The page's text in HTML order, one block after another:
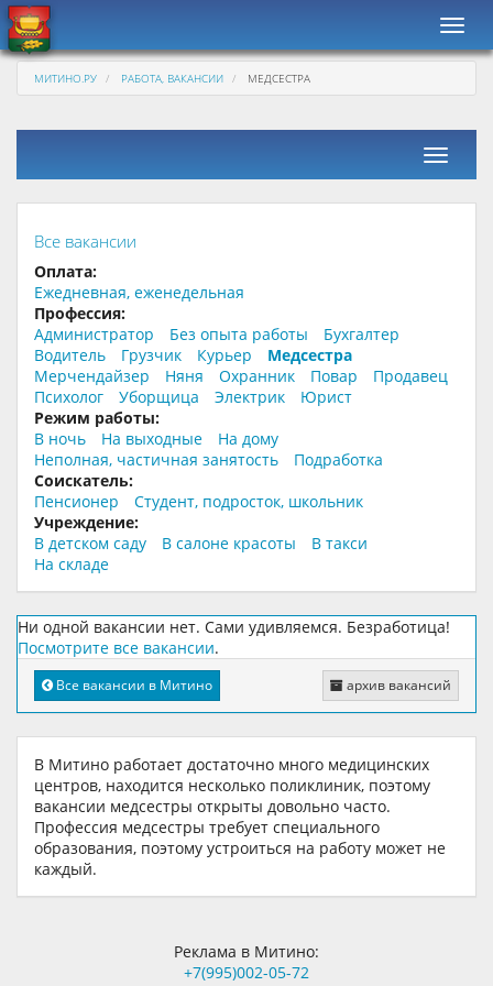
МИТИНО.РУ РАБОТА, ВАКАНСИИ МЕДСЕСТРА
Фильтр
Все вакансии
Оплата:
Ежедневная, еженедельная
Профессия:
Администратор
Без опыта работы
Бухгалтер
Водитель
Грузчик Курьер
Медсестра
Мерчендайзер
Няня Охранник Повар
Продавец
Психолог
Уборщица Электрик
Юрист
Режим работы:
В ночь
На выходные
На дому
Неполная, частичная занятость
Подработка
Соискатель:
Пенсионер
Студент, подросток, школьник
Учреждение:
В детском саду
В салоне красоты
В такси
На складе
Ни одной вакансии нет. Сами удивляемся. Безработица!
Посмотрите все вакансии.
архив вакансий
Все вакансии в Митино
В Митино работает достаточно много медицинских
центров, находится несколько поликлиник, поэтому
вакансии медсестры открыты довольно часто.
Профессия медсестры требует специального
образования, поэтому устроиться на работу может не
каждый.
Реклама в Митино:
+7(995)002-05-72